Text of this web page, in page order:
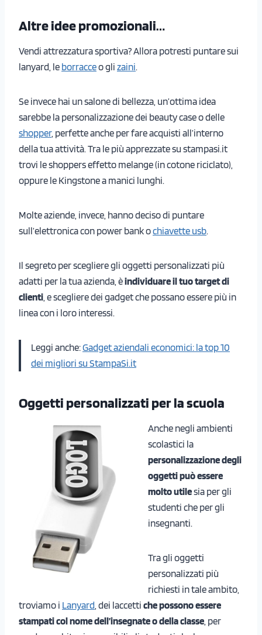
Altre idee promozionali…
Vendi attrezzatura sportiva? Allora potresti puntare sui
lanyard, le borracceo gli zaini.
Se invece hai un salone di bellezza, un’ottima idea
sarebbe la personalizzazione dei beauty case o delle
shopper, perfette anche per fare acquisti all’interno
della tua attività. Tra le più apprezzate su stampasi.it
trovi le shoppers effetto melange (in cotone riciclato),
oppure le Kingstone a manici lunghi.
Molte aziende, invece, hanno deciso di puntare
sull’elettronica con power bank ochiavette usb.
Il segreto per scegliere gli oggetti personalizzati più
adatti per la tua azienda, èindividuare il tuo target di
clienti , e scegliere dei gadget che possano essere più in
linea con i loro interessi.
Leggi anche:Gadget aziendali economici: la top 10
dei migliori su StampaSi.it
Oggetti personalizzati per la scuola
Anche negli ambienti
scolastici la
personalizzazione degli
oggetti può essere
molto utilesia per gli
studenti che per gli
insegnanti.
Tra gli oggetti
personalizzati più
richiesti in tale ambito,
troviamo i Lanyard , dei laccetti che possono essere
stampati col nome dell’insegnate o della classe , per